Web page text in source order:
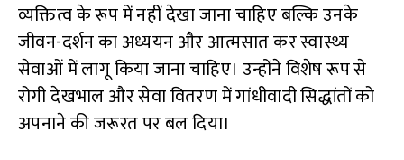
व्यक्तित्व के रूप में नहीं देखा जाना चाहिए बल्कि उनके
जीवन-दर्शन का अध्ययन और आत्मसात कर स्वास्थ्य
सेवाओं में लागू किया जाना चाहिए। उन्होंने विशेष रूप से
रोगी देखभाल और सेवा वितरण में गांधीवादी सिद्धांतों को
अपनाने की जरूरत पर बल दिया।